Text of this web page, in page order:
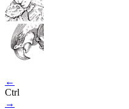
←
Ctrl
→